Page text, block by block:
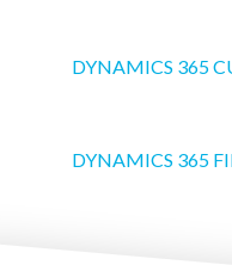
DYNAMICS 365
DYNAMICS 365